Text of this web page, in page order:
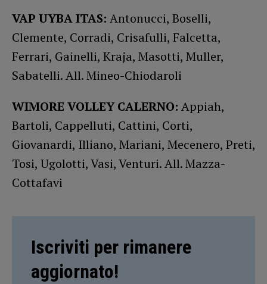
VAP UYBA ITAS: Antonucci, Boselli,
Clemente, Corradi, Crisafulli, Falcetta,
Ferrari, Gainelli, Kraja, Masotti, Muller,
Sabatelli. All. Mineo-Chiodaroli
WIMORE VOLLEY CALERNO: Appiah,
Bartoli, Cappelluti, Cattini, Corti,
Giovanardi, Illiano, Mariani, Mecenero, Preti,
Tosi, Ugolotti, Vasi, Venturi. All. Mazza-
Cottafavi
Iscriviti per rimanere
aggiornato!